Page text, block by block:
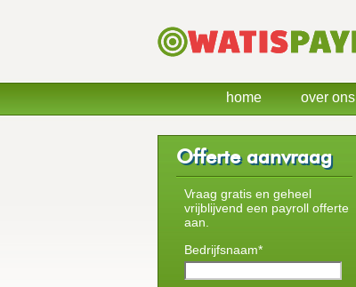
Offerte aanvraag
Vraag gratis en geheel
vrijblijvend een payroll offerte
aan.
Bedrijfsnaam*
home over ons